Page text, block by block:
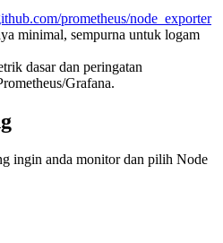
prometheus/node_exporter
minimal, sempurna untuk logam
dasar dan peringatan
Grafana.
ingin anda monitor dan pilih Node